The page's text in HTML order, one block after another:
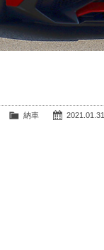
2021.01.31
納車